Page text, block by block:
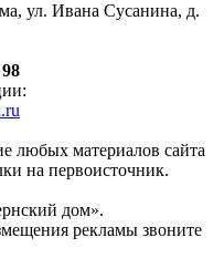
ул. Ивана Сусанина, д.
любых материалов сайта
на первоисточник.
дом».
рекламы звоните